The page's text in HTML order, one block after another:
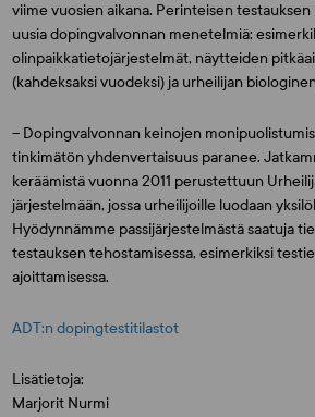
viime vuosien aikana. Perinteisen
uusia dopingvalvonnan menetelmiä:
olinpaikkatietojärjestelmät, näytteiden
(kahdeksaksi vuodeksi) ja urheilijan
– Dopingvalvonnan keinojen
tinkimätön yhdenvertaisuus paranee.
keräämistä vuonna 2011 perustettuun
järjestelmään, jossa urheilijoille luodaan
Hyödynnämme passijärjestelmästä saatuja
testauksen tehostamisessa, esimerkiksi
ajoittamisessa.
ADT:n dopingtestitilastot
Lisätietoja:
Marjorit Nurmi